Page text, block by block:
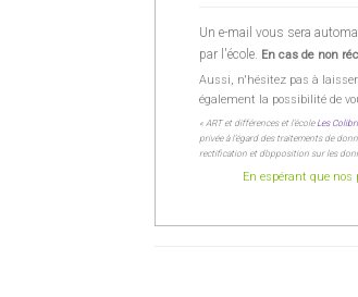
Un e-mail vous sera
par l'école. En cas de non
Aussi, n'hésitez pas à
également la possibilité de
« ART et différences et l’écoleLes
privée à l’égard des traitements de
rectification et d’opposition sur les
En espérant que